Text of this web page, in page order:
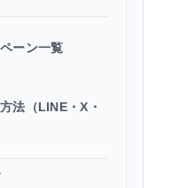
ーン一覧
法（LINE・X・